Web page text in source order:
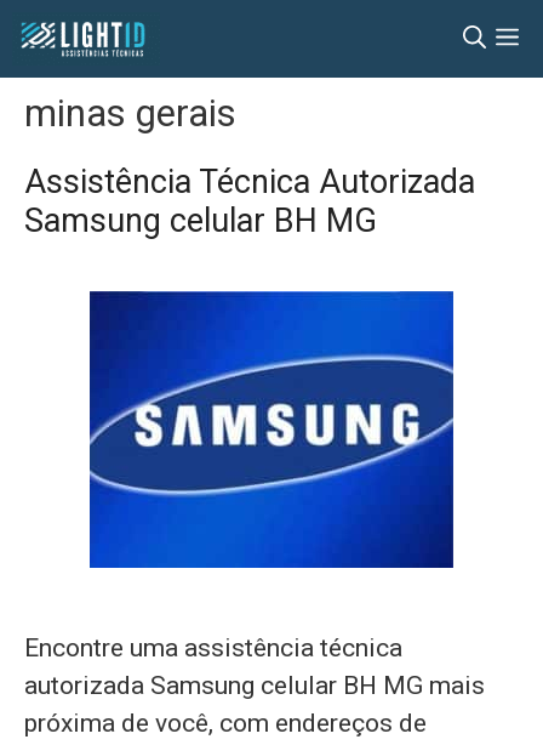
Pular
para
conteúdo
minas gerais
Assistência Técnica Autorizada
Samsung celular BH MG
Encontre uma assistência técnica
autorizada Samsung celular BH MG mais
próxima de você, com endereços de